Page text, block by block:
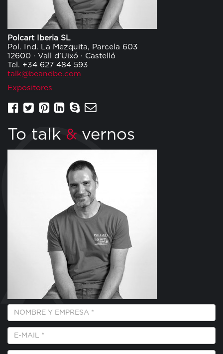
Polcart Iberia SL
Pol. Ind. La Mezquita, Parcela 603
12600 · Vall d’Uixó · Castelló
Tel. +34 627 484 593
talk@beandbe.com
Expositores
To talk & vernos
Empresa
Nombre
E-
Mail
*